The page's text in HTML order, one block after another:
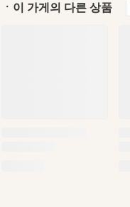
ㆍ이 가게의 다른 상품